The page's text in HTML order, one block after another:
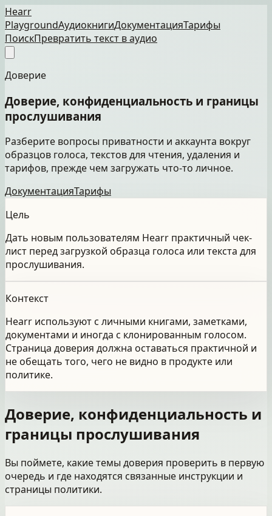
Hearr
PlaygroundАудиокнигиДокументацияТарифы
ПоискПревратить текст в аудио
Доверие
Доверие, конфиденциальность и границы
прослушивания
Разберите вопросы приватности и аккаунта вокруг
образцов голоса, текстов для чтения, удаления и
тарифов, прежде чем загружать что-то личное.
ДокументацияТарифы
Цель
Дать новым пользователям Hearr практичный чек-
лист перед загрузкой образца голоса или текста для
прослушивания.
Контекст
Hearr используют с личными книгами, заметками,
документами и иногда с клонированным голосом.
Страница доверия должна оставаться практичной и
не обещать того, чего не видно в продукте или
политике.
Доверие, конфиденциальность и
границы прослушивания
Вы поймете, какие темы доверия проверить в первую
очередь и где находятся связанные инструкции и
страницы политики.